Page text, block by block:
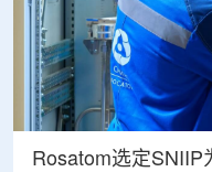
Rosatom选定